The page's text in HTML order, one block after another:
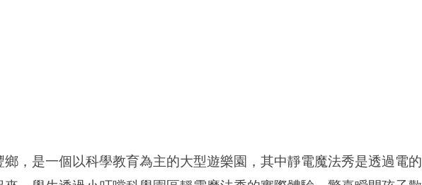
，是一個以科學教育為主的大型遊樂園，其中靜電魔法秀是透過電的